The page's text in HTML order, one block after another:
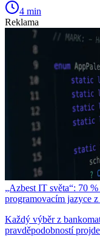
4 min
Reklama
„Azbest IT světa“: 70
programovacím jazyce
Každý výběr z
pravděpodobností